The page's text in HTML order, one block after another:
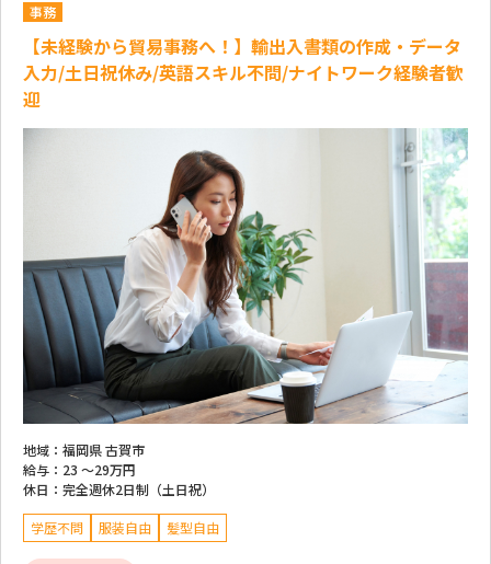
事務
【未経験から貿易事務へ！】輸出入書類の作成・データ
入力/土日祝休み/英語スキル不問/ナイトワーク経験者歓
迎
地域： 福岡県 古賀市
給与： 23 ～29万円
休日： 完全週休2日制（土日祝）
学歴不問 服装自由 髪型自由